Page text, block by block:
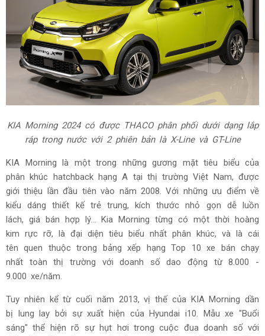
KIA Morning 2024 có được THACO phân phối dưới dạng lắp
ráp trong nước với 2 phiên bản là X-Line và GT-Line
KIA Morning là một trong những gương mặt tiêu biểu của
phân khúc hatchback hạng A tại thị trường Việt Nam, được
giới thiệu lần đầu tiên vào năm 2008. Với những ưu điểm về
kiểu dáng thiết kế trẻ trung, kích thước nhỏ gọn dễ luồn
lách, giá bán hợp lý... Kia Morning từng có một thời hoàng
kim rực rỡ, là đại diện tiêu biểu nhất phân khúc, và là cái
tên quen thuộc trong bảng xếp hạng Top 10 xe bán chạy
nhất toàn thị trường với doanh số dao động từ 8.000 -
9.000 xe/năm.
Tuy nhiên kể từ cuối năm 2013, vị thế của KIA Morning dần
bị lung lay bởi sự xuất hiện của Hyundai i10. Mẫu xe "Buổi
sáng" thể hiện rõ sự hụt hơi trong cuộc đua doanh số với